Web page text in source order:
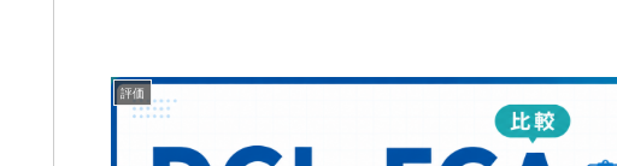
評価